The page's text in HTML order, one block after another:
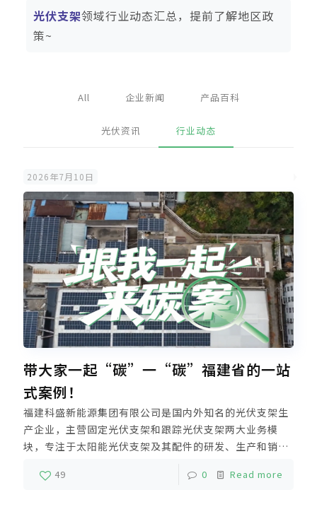
光伏支架领域行业动态汇总，提前了解地区政
策~
All 企业新闻 产品百科
光伏资讯 行业动态
2026年7月10日
带大家一起“碳”一“碳”福建省的一站
式案例！
福建科盛新能源集团有限公司是国内外知名的光伏支架生
产企业，主营固定光伏支架和跟踪光伏支架两大业务模
块，专注于太阳能光伏支架及其配件的研发、生产和销
售。作为福建首家拥有双制造基地的光伏支架制造企业，
科盛在厦门、漳州设立了两大生产基地，涵盖铝锭熔铸、
49 0 Read more